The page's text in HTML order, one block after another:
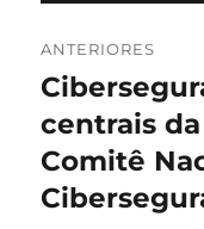
de
Post
ANTERIORES
Post
anterior:
centrais
Comitê